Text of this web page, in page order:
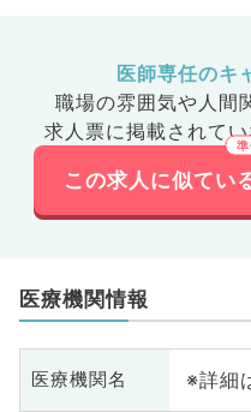
医師専任のキ
職場の雰囲気や人間
求人票に掲載されて
この求人に似てい
医療機関情報
医療機関名 ※詳細